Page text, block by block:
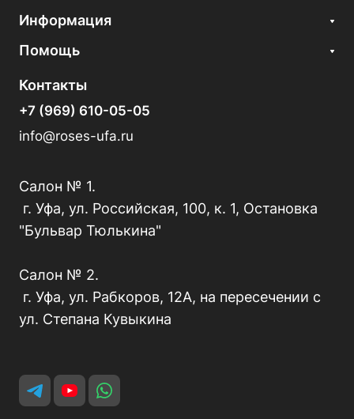
Информация
Помощь
Контакты
+7 (969) 610-05-05
info@roses-ufa.ru
Салон № 1.
г. Уфа, ул. Российская, 100, к. 1, Остановка
"Бульвар Тюлькина"
Салон № 2.
г. Уфа, ул. Рабкоров, 12А, на пересечении с
ул. Степана Кувыкина